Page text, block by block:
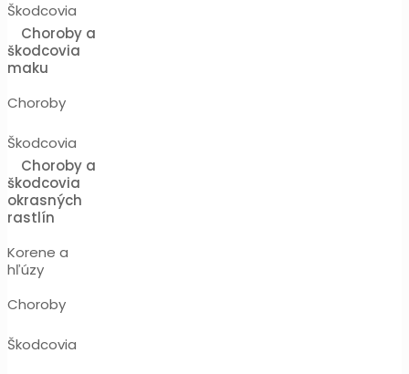
Škodcovia
Choroby a
škodcovia
maku
Choroby
Škodcovia
Choroby a
škodcovia
okrasných
rastlín
Korene a
hľúzy
Choroby
Škodcovia